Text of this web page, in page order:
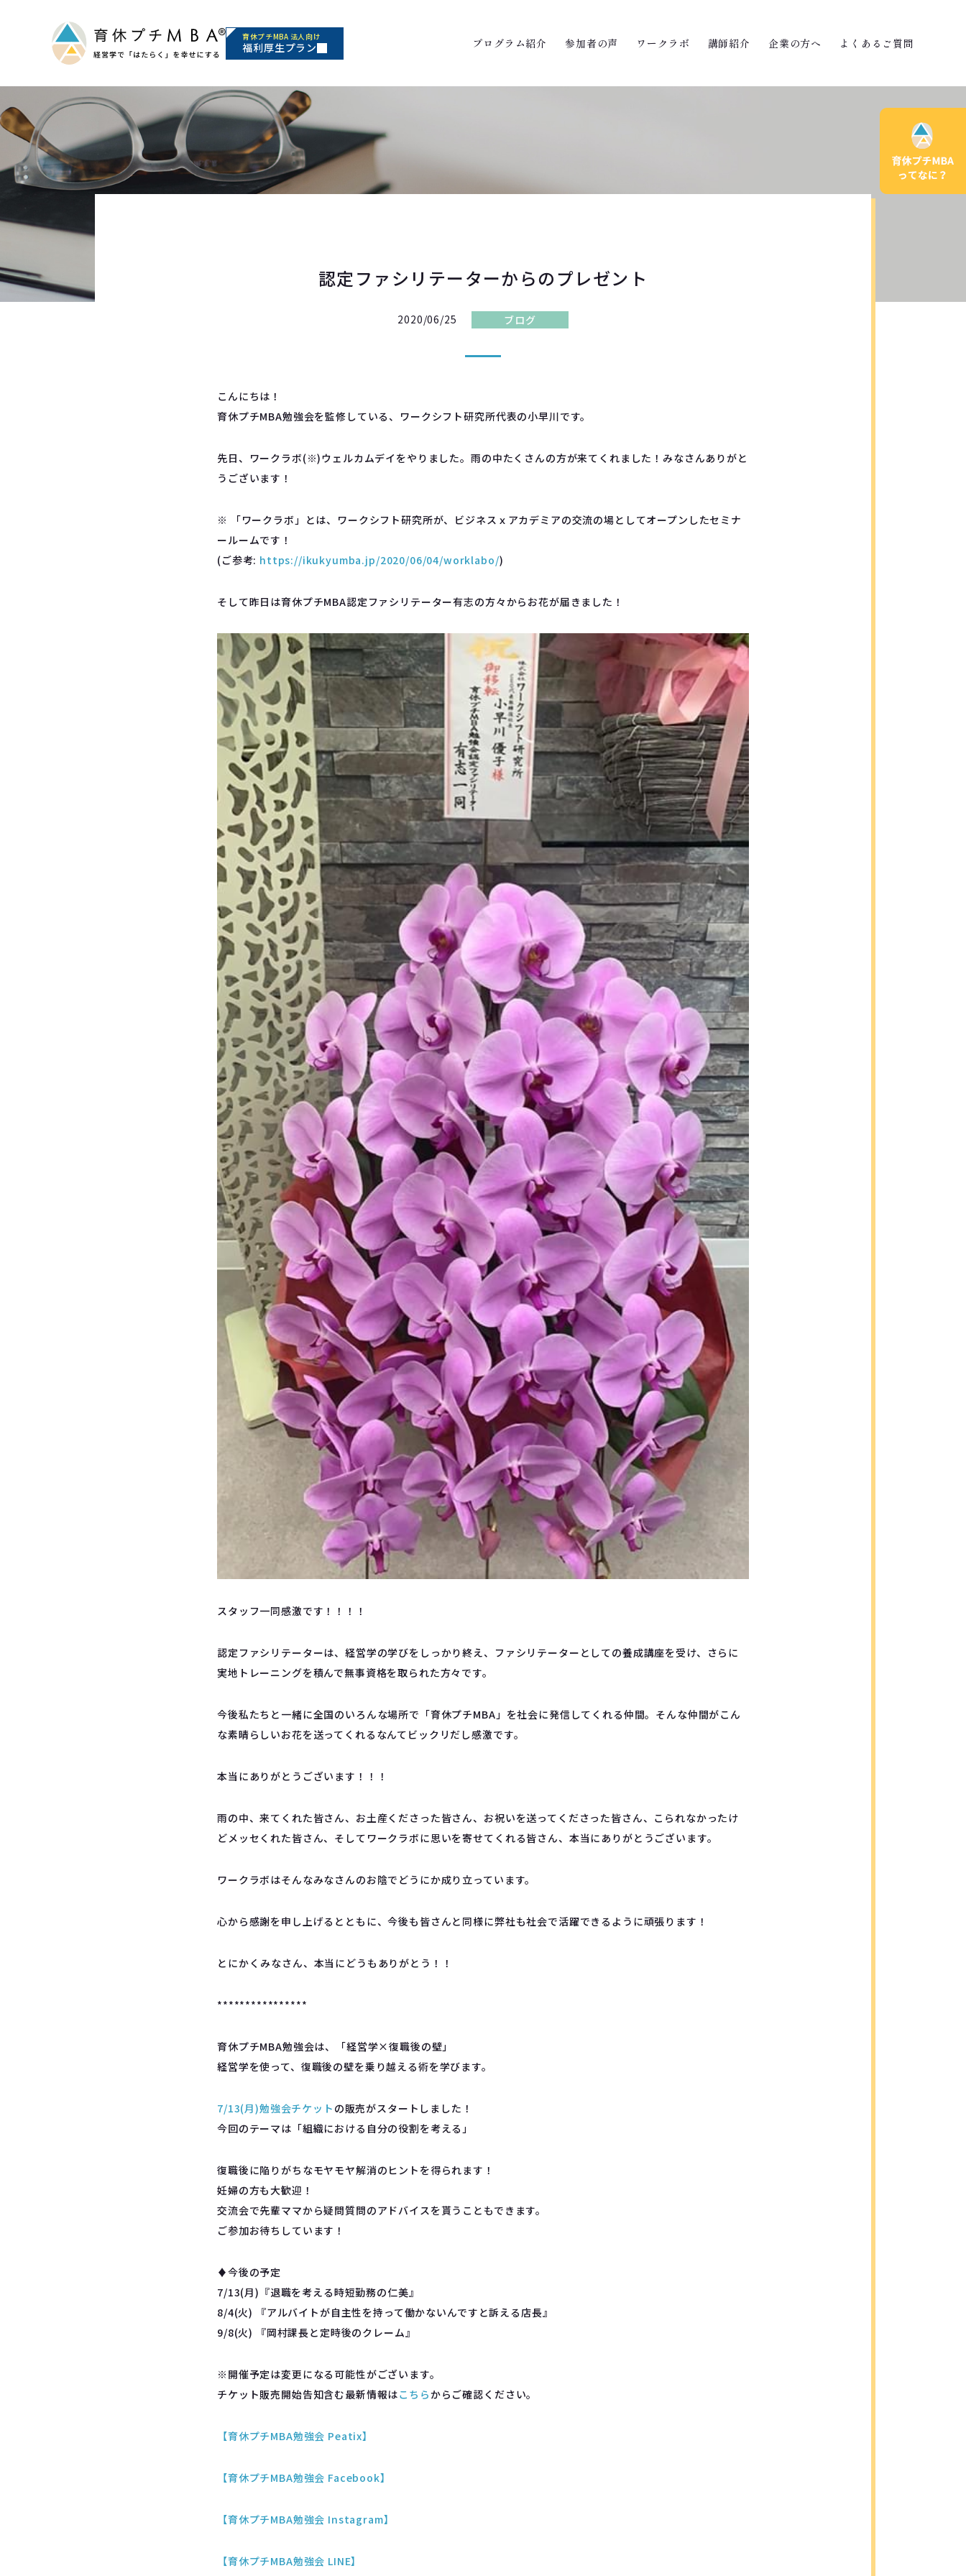
育休プチMBA 法人向け
福利厚生プラン プログラム紹介 参加者の声 ワークラボ 講師紹介 企業の方へ よくあるご質問
認定ファシリテーターからのプレゼント
2020/06/25 ブログ
こんにちは！
育休プチMBA勉強会を監修している、ワークシフト研究所代表の小早川です。
先日、ワークラボ(※)ウェルカムデイをやりました。雨の中たくさんの方が来てくれました！みなさんありがと
うございます！
※ 「ワークラボ」とは、ワークシフト研究所が、ビジネスｘアカデミアの交流の場としてオープンしたセミナ
ールームです！
(ご参考: https://ikukyumba.jp/2020/06/04/worklabo/)
そして昨日は育休プチMBA認定ファシリテーター有志の方々からお花が届きました！
スタッフ一同感激です！！！！
認定ファシリテーターは、経営学の学びをしっかり終え、ファシリテーターとしての養成講座を受け、さらに
実地トレーニングを積んで無事資格を取られた方々です。
今後私たちと一緒に全国のいろんな場所で「育休プチMBA」を社会に発信してくれる仲間。そんな仲間がこん
な素晴らしいお花を送ってくれるなんてビックリだし感激です。
本当にありがとうございます！！！
雨の中、来てくれた皆さん、お土産くださった皆さん、お祝いを送ってくださった皆さん、こられなかったけ
どメッセくれた皆さん、そしてワークラボに思いを寄せてくれる皆さん、本当にありがとうございます。
ワークラボはそんなみなさんのお陰でどうにか成り立っています。
心から感謝を申し上げるとともに、今後も皆さんと同様に弊社も社会で活躍できるように頑張ります！
とにかくみなさん、本当にどうもありがとう！！
****************
育休プチMBA勉強会は、「経営学×復職後の壁」
経営学を使って、復職後の壁を乗り越える術を学びます。
7/13(月)勉強会チケット の販売がスタートしました！
今回のテーマは「組織における自分の役割を考える」
復職後に陥りがちなモヤモヤ解消のヒントを得られます！
妊婦の方も大歓迎！
交流会で先輩ママから疑問質問のアドバイスを貰うこともできます。
ご参加お待ちしています！
♦︎今後の予定
7/13(月)『退職を考える時短勤務の仁美』
8/4(火) 『アルバイトが自主性を持って働かないんですと訴える店長』
9/8(火) 『岡村課長と定時後のクレーム』
※開催予定は変更になる可能性がございます。
チケット販売開始告知含む最新情報はこちらからご確認ください。
【育休プチMBA勉強会 Peatix】
【育休プチMBA勉強会 Facebook】
【育休プチMBA勉強会 Instagram】
【育休プチMBA勉強会 LINE】